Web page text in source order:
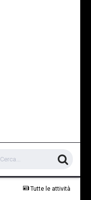
Tutte le attività